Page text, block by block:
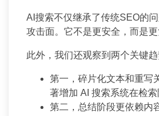
AI搜索不仅继承了传统SEO的
攻击面。它不是更安全，而是更
此外，我们还观察到两个关键趋
第一，碎片化文本和重写
著增加 AI 搜索系统在检索
第二，总结阶段更依赖内